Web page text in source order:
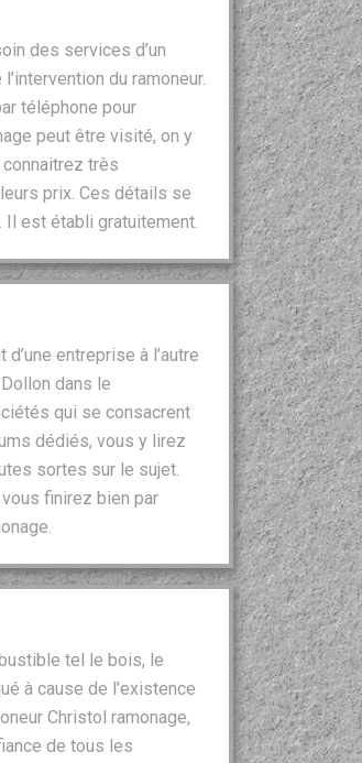
des services d’un
du ramoneur.
téléphone pour
peut être visité, on y
très
prix. Ces détails se
Il est établi gratuitement.
entreprise à l’autre
dans le
qui se consacrent
dédiés, vous y lirez
sortes sur le sujet.
finirez bien par
tel le bois, le
à cause de l’existence
Christol ramonage,
de tous les